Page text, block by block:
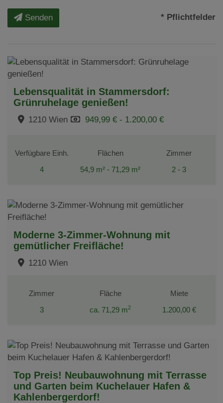
Senden * Pflichtfelder
Lebensqualität in Stammersdorf:
Grünruhelage genießen!
1210 Wien 949,99 € - 1.200,00 €
Verfügbare Einh.
4
Flächen
54,9 m² - 71,29 m²
Zimmer
2 - 3
Moderne 3-Zimmer-Wohnung mit
gemütlicher Freifläche!
1210 Wien
Zimmer
3
Fläche
ca. 71,29 m2
Miete
1.200,00 €
Top Preis! Neubauwohnung mit Terrasse
und Garten beim Kuchelauer Hafen &
Kahlenbergerdorf!